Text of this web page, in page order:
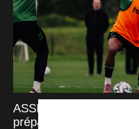
ASSE : Les 2 grands
préparation estivale